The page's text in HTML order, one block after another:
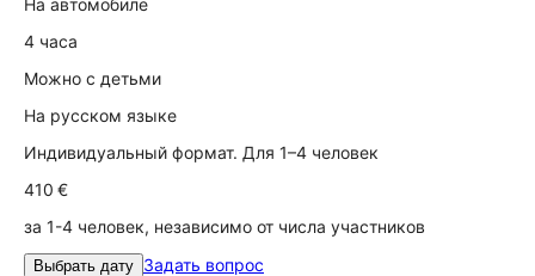
На автомобиле
4 часа
Можно с детьми
На русском языке
Индивидуальный формат. Для 1–4 человек
410 €
за 1-4 человек, независимо от числа участников
Выбрать дату Задать вопрос